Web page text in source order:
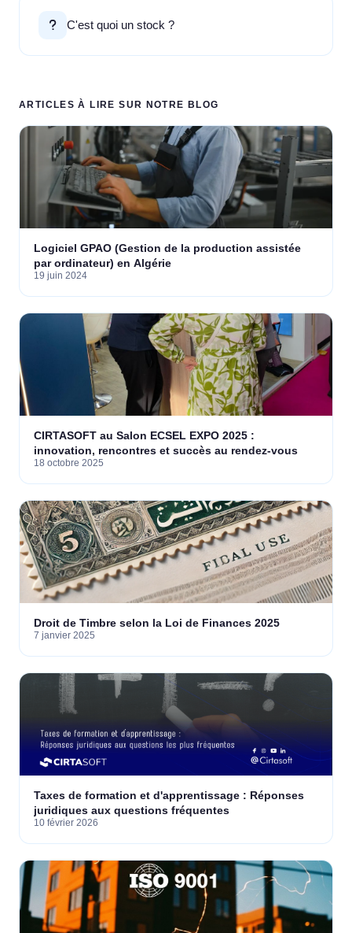
C'est quoi un stock ?
ARTICLES À LIRE SUR NOTRE BLOG
Logiciel GPAO (Gestion de la production assistée
par ordinateur) en Algérie
19 juin 2024
CIRTASOFT au Salon ECSEL EXPO 2025 :
innovation, rencontres et succès au rendez-vous
18 octobre 2025
Droit de Timbre selon la Loi de Finances 2025
7 janvier 2025
Taxes de formation et d'apprentissage : Réponses
juridiques aux questions fréquentes
10 février 2026